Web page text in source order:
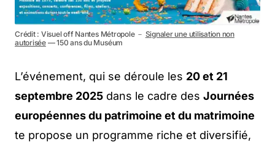
Crédit : Visuel off Nantes Métropole － Signaler une utilisation non
autorisée— 150 ans du Muséum
L’événement, qui se déroule les 20 et 21
septembre 2025 dans le cadre des Journées
européennes du patrimoine et du matrimoine
te propose un programme riche et diversifié,